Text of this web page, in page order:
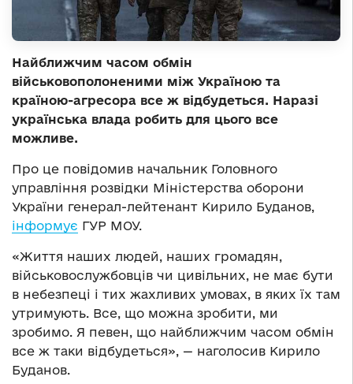
Найближчим часом обмін
військовополоненими між Україною та
країною-агресора все ж відбудеться. Наразі
українська влада робить для цього все
можливе.
Про це повідомив начальник Головного
управління розвідки Міністерства оборони
України генерал-лейтенант Кирило Буданов,
інформує ГУР МОУ.
«Життя наших людей, наших громадян,
військовослужбовців чи цивільних, не має бути
в небезпеці і тих жахливих умовах, в яких їх там
утримують. Все, що можна зробити, ми
зробимо. Я певен, що найближчим часом обмін
все ж таки відбудеться», — наголосив Кирило
Буданов.